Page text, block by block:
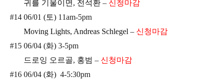
귀를 기울이면, 전석환 – 신청마감
#14 06/01 (토) 11am-5pm
Moving Lights, Andreas Schlegel – 신청마감
#15 06/04 (화) 3-5pm
드로잉 오르골, 홍범 – 신청마감
#16 06/04 (화) 4-5:30pm